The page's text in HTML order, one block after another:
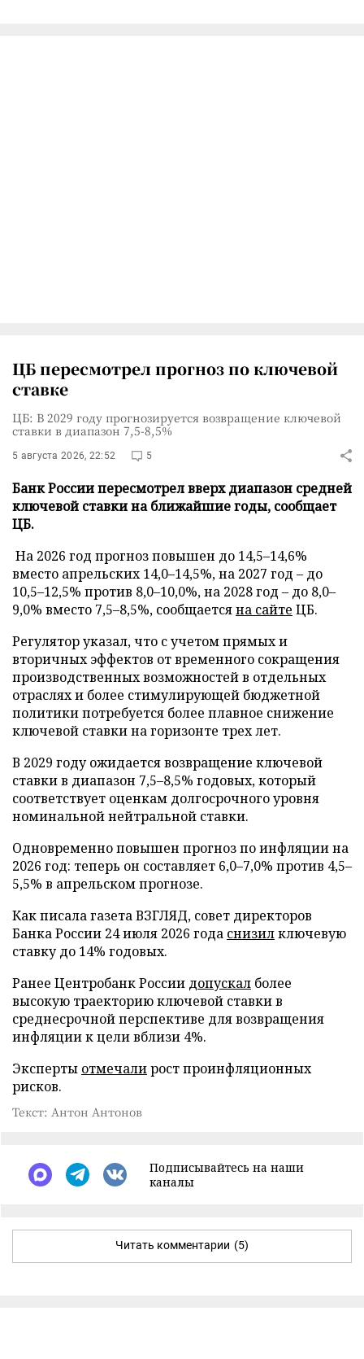
ЦБ пересмотрел прогноз по ключевой
ставке
ЦБ: В 2029 году прогнозируется возвращение ключевой
ставки в диапазон 7,5-8,5%
5 августа 2026, 22:52 5
Банк России пересмотрел вверх диапазон средней
ключевой ставки на ближайшие годы, сообщает
ЦБ.
На 2026 год прогноз повышен до 14,5–14,6%
вместо апрельских 14,0–14,5%, на 2027 год – до
10,5–12,5% против 8,0–10,0%, на 2028 год – до 8,0–
9,0% вместо 7,5–8,5%, сообщаетсяна сайте ЦБ.
Регулятор указал, что с учетом прямых и
вторичных эффектов от временного сокращения
производственных возможностей в отдельных
отраслях и более стимулирующей бюджетной
политики потребуется более плавное снижение
ключевой ставки на горизонте трех лет.
В 2029 году ожидается возвращение ключевой
ставки в диапазон 7,5–8,5% годовых, который
соответствует оценкам долгосрочного уровня
номинальной нейтральной ставки.
Одновременно повышен прогноз по инфляции на
2026 год: теперь он составляет 6,0–7,0% против 4,5–
5,5% в апрельском прогнозе.
Как писала газета ВЗГЛЯД, совет директоров
Банка России 24 июля 2026 года снизилключевую
ставку до 14% годовых.
Ранее Центробанк России допускал более
высокую траекторию ключевой ставки в
среднесрочной перспективе для возвращения
инфляции к цели вблизи 4%.
Эксперты отмечалирост проинфляционных
рисков.
Текст: Антон Антонов
Подписывайтесь на наши
каналы
Читать комментарии (5)